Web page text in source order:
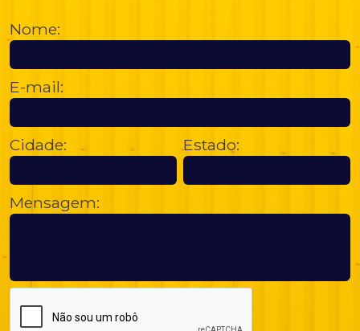
Nome:
E-mail:
Cidade: Estado:
Mensagem: